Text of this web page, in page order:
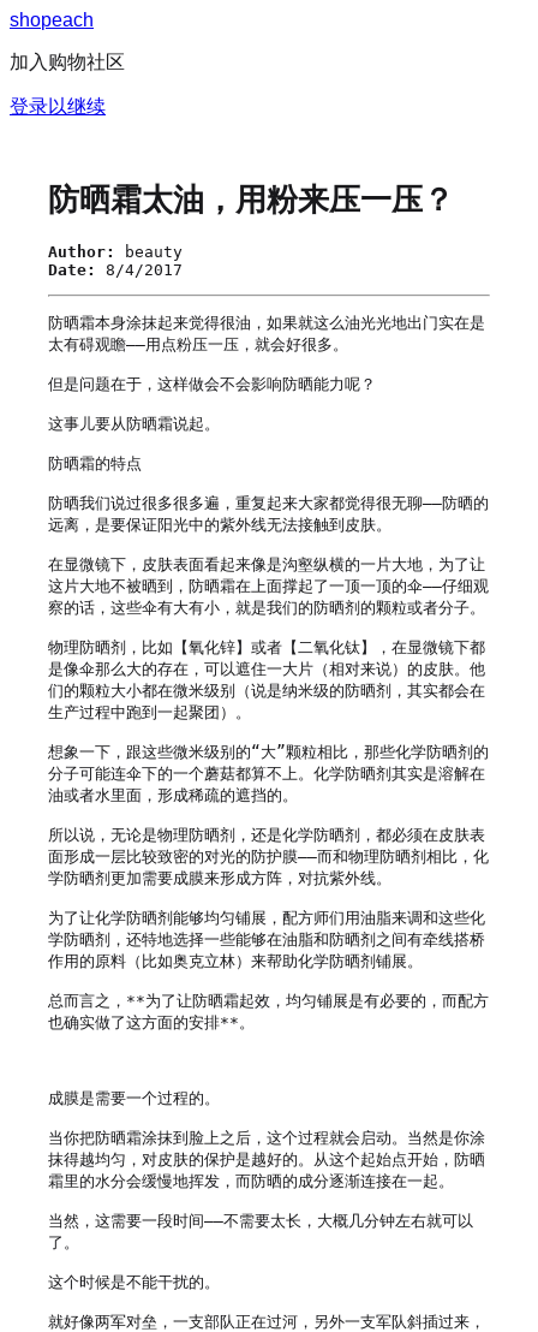
shopeach
加入购物社区
登录以继续
防晒霜太油，用粉来压一压？
Author:
beauty
Date:
8/4/2017
防晒霜本身涂抹起来觉得很油，如果就这么油光光地出门实在是
太有碍观瞻——用点粉压一压，就会好很多。
但是问题在于，这样做会不会影响防晒能力呢？
这事儿要从防晒霜说起。
防晒霜的特点
防晒我们说过很多很多遍，重复起来大家都觉得很无聊——防晒的
远离，是要保证阳光中的紫外线无法接触到皮肤。
在显微镜下，皮肤表面看起来像是沟壑纵横的一片大地，为了让
这片大地不被晒到，防晒霜在上面撑起了一顶一顶的伞——仔细观
察的话，这些伞有大有小，就是我们的防晒剂的颗粒或者分子。
物理防晒剂，比如【氧化锌】或者【二氧化钛】，在显微镜下都
是像伞那么大的存在，可以遮住一大片（相对来说）的皮肤。他
们的颗粒大小都在微米级别（说是纳米级的防晒剂，其实都会在
生产过程中跑到一起聚团）。
想象一下，跟这些微米级别的“大”颗粒相比，那些化学防晒剂的
分子可能连伞下的一个蘑菇都算不上。化学防晒剂其实是溶解在
油或者水里面，形成稀疏的遮挡的。
所以说，无论是物理防晒剂，还是化学防晒剂，都必须在皮肤表
面形成一层比较致密的对光的防护膜——而和物理防晒剂相比，化
学防晒剂更加需要成膜来形成方阵，对抗紫外线。
为了让化学防晒剂能够均匀铺展，配方师们用油脂来调和这些化
学防晒剂，还特地选择一些能够在油脂和防晒剂之间有牵线搭桥
作用的原料（比如奥克立林）来帮助化学防晒剂铺展。
总而言之，**为了让防晒霜起效，均匀铺展是有必要的，而配方
也确实做了这方面的安排**。
成膜是需要一个过程的。
当你把防晒霜涂抹到脸上之后，这个过程就会启动。当然是你涂
抹得越均匀，对皮肤的保护是越好的。从这个起始点开始，防晒
霜里的水分会缓慢地挥发，而防晒的成分逐渐连接在一起。
当然，这需要一段时间——不需要太长，大概几分钟左右就可以
了。
这个时候是不能干扰的。
就好像两军对垒，一支部队正在过河，另外一支军队斜插过来，